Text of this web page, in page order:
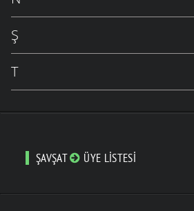
Ş
T
ŞAVŞAT ÜYE LISTESI